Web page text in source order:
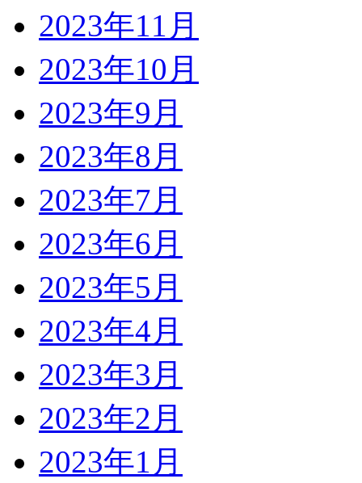
2023年11月
2023年10月
2023年9月
2023年8月
2023年7月
2023年6月
2023年5月
2023年4月
2023年3月
2023年2月
2023年1月